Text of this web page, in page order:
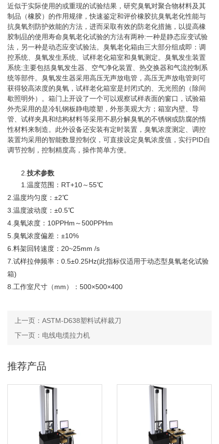
近似于实际使用的或重现的试验结果，研究臭氧对聚合物材料及其
制品（橡胶）的作用规律，快速鉴定和评价橡胶抗臭氧老化性能与
抗臭氧剂防护效能的方法，进而采取有效的防老化措施，以提高橡
胶制品的使用寿命臭氧老化试验的方法有两种:一种是静态应变试验
法，另一种是动态应变试验法。臭氧老化箱由三大部分组成即：调
控系统、臭氧发生系统、试样老化箱室和臭氧测定。臭氧发生装置
系统:主要包括臭氧发生器、空气净化装置、热交换器和气流控制系
统等部件。臭氧发生器采用高压无声放电管，高压无声放电管则可
获得较高浓度的臭氧，试样老化箱室是封闭式的、无光照的（除间
歇照明外）。箱门上开设了一个可以观察试样表面的窗口，试验箱
外壳采用的是冷轧钢板静电喷塑，外形美观大方；箱室内壁、导
管、试样夹具和结构材料等采用不易分解臭氧的不锈钢或防腐的惰
性材料来制造。此外设备还安装有定时装置，臭氧浓度测定、调控
装置均采用的智能数显控制仪，可直接设定臭氧浓度值，实行PID自
调节控制，控制精度高，操作简单方便。
2. 技术参数
1.温度范围：RT+10～55℃
2.温度均匀度：±2℃
3.温度波动度：±0.5℃
4.臭氧浓度：10PPHm～500PPHm
5.臭氧浓度偏差：±10%
6.料架回转速度：20~25mm /s
7.试样拉伸频率：0.5±0.25Hz(此指标仅适用于动态型臭氧老化试验
箱)
8.工作室尺寸（mm）：500×500×400
上一页： ASTM-D638塑料试样裁刀
下一页： 电线电缆拉力机
推荐产品